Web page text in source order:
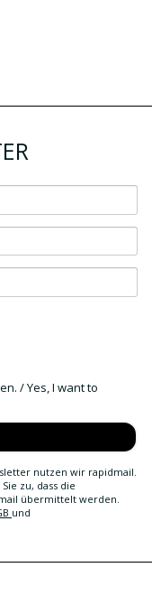
/ Yes, I want to
nutzen wir rapidmail.
zu, dass die
übermittelt werden.
und